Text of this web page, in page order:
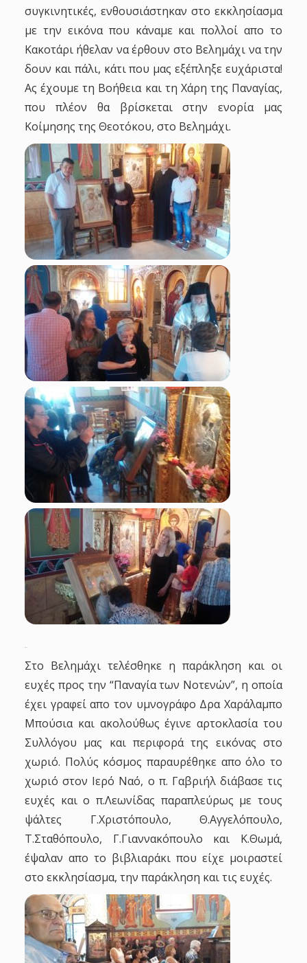
συγκινητικές, ενθουσιάστηκαν στο εκκλησίασμα
με την εικόνα που κάναμε και πολλοί απο το
Κακοτάρι ήθελαν να έρθουν στο Βελημάχι να την
δουν και πάλι, κάτι που μας εξέπληξε ευχάριστα!
Ας έχουμε τη Βοήθεια και τη Χάρη της Παναγίας,
που πλέον θα βρίσκεται στην ενορία μας
Κοίμησης της Θεοτόκου, στο Βελημάχι.
Στο Βελημάχι τελέσθηκε η παράκληση και οι
ευχές προς την “Παναγία των Νοτενών”, η οποία
έχει γραφεί απο τον υμνογράφο Δρα Χαράλαμπο
Μπούσια και ακολούθως έγινε αρτοκλασία του
Συλλόγου μας και περιφορά της εικόνας στο
χωριό. Πολύς κόσμος παραυρέθηκε απο όλο το
χωριό στον Ιερό Ναό, ο π. Γαβριήλ διάβασε τις
ευχές και ο π.Λεωνίδας παραπλεύρως με τους
ψάλτες Γ.Χριστόπουλο, Θ.Αγγελόπουλο,
Τ.Σταθόπουλο, Γ.Γιαννακόπουλο και Κ.Θωμά,
έψαλαν απο το βιβλιαράκι που είχε μοιραστεί
στο εκκλησίασμα, την παράκληση και τις ευχές.